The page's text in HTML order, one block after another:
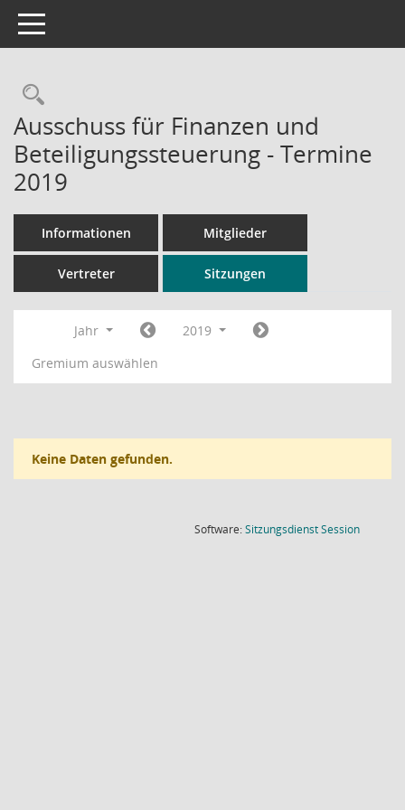
Toggle navigation
Rechercheauswahl
Ausschuss für Finanzen und
Beteiligungssteuerung - Termine
2019
Informationen Mitglieder
Vertreter Sitzungen
Jahr
2019
Gremium auswählen
Keine Daten gefunden.
Software:SitzungsdienstSession(Wird in